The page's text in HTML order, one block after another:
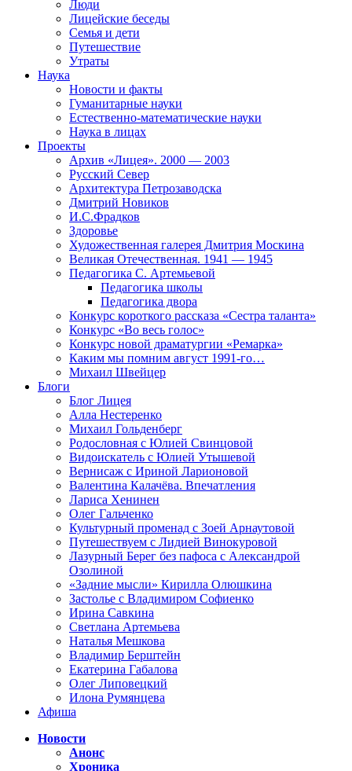
Люди
Лицейские беседы
Семья и дети
Путешествие
Утраты
Наука
Новости и факты
Гуманитарные науки
Естественно-математические науки
Наука в лицах
Проекты
Архив «Лицея». 2000 — 2003
Русский Север
Архитектура Петрозаводска
Дмитрий Новиков
И.С.Фрадков
Здоровье
Художественная галерея Дмитрия Москина
Великая Отечественная. 1941 — 1945
Педагогика С. Артемьевой
Педагогика школы
Педагогика двора
Конкурс короткого рассказа «Сестра таланта»
Конкурс «Во весь голос»
Конкурс новой драматургии «Ремарка»
Каким мы помним август 1991-го…
Михаил Швейцер
Блоги
Блог Лицея
Алла Нестеренко
Михаил Гольденберг
Родословная с Юлией Свинцовой
Видоискатель с Юлией Утышевой
Вернисаж с Ириной Ларионовой
Валентина Калачёва. Впечатления
Лариса Хенинен
Олег Гальченко
Культурный променад с Зоей Арнаутовой
Путешествуем с Лидией Винокуровой
Лазурный Берег без пафоса с Александрой
Озолиной
«Задние мысли» Кирилла Олюшкина
Застолье с Владимиром Софиенко
Ирина Савкина
Светлана Артемьева
Наталья Мешкова
Владимир Берштейн
Екатерина Габалова
Олег Липовецкий
Илона Румянцева
Афиша
Новости
Анонс
Хроника